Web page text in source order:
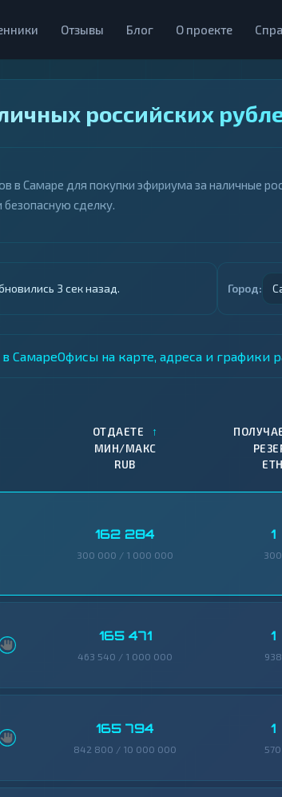
Отзывы Блог О проекте
российских
в Самаре для покупки эфириума за наличные
сделку.
4 сек назад. Город:
СамареОфисы на карте, адреса и графики
ОТДАЕТЕ ↑
МИН/МАКС
RUB
ETH
162 284
300 000 / 1 000 000
1
300
165 471
463 540 / 1 000 000
1
938
165 794
842 800 / 10 000 000
1
570